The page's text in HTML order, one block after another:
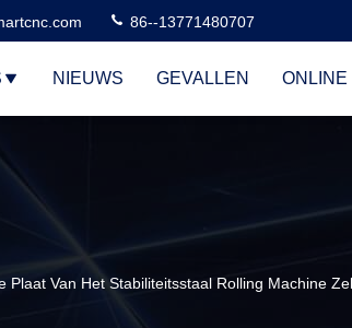
86--13771480707
NIEUWS GEVALLEN ONLINE
Plaat Van Het Stabiliteitsstaal Rolling Machine